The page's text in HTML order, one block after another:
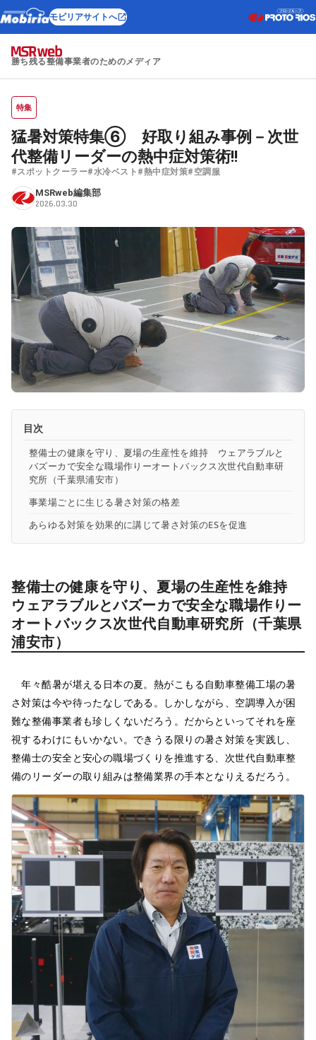
モビリアサイトへ
勝ち残る整備事業者のためのメディア
特集
猛暑対策特集⑥ 好取り組み事例－次世
代整備リーダーの熱中症対策術!!
#スポットクーラー#水冷ベスト #熱中症対策#空調服
MSRweb編集部
2026.03.30
目次
整備士の健康を守り、夏場の生産性を維持 ウェアラブルと
バズーカで安全な職場作りーオートバックス次世代自動車研
究所（千葉県浦安市）
事業場ごとに生じる暑さ対策の格差
あらゆる対策を効果的に講じて暑さ対策のESを促進
整備士の健康を守り、夏場の生産性を維持
ウェアラブルとバズーカで安全な職場作りー
オートバックス次世代自動車研究所（千葉県
浦安市）
年々酷暑が堪える日本の夏。熱がこもる自動車整備工場の暑
さ対策は今や待ったなしである。しかしながら、空調導入が困
難な整備事業者も珍しくないだろう。だからといってそれを座
視するわけにもいかない。できうる限りの暑さ対策を実践し、
整備士の安全と安心の職場づくりを推進する、次世代自動車整
備のリーダーの取り組みは整備業界の手本となりえるだろう。